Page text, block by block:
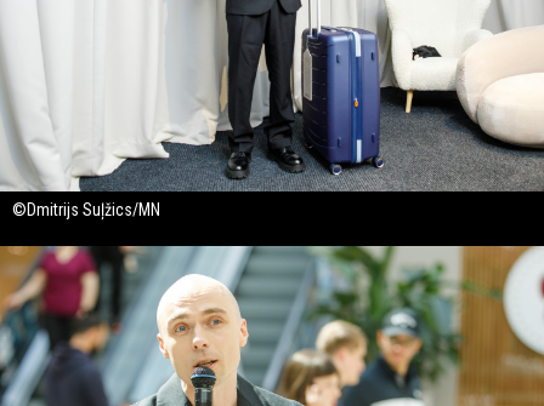
©Dmitrijs Suļžics/MN